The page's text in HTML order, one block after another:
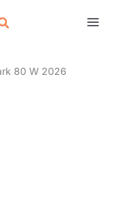
80 W 2026